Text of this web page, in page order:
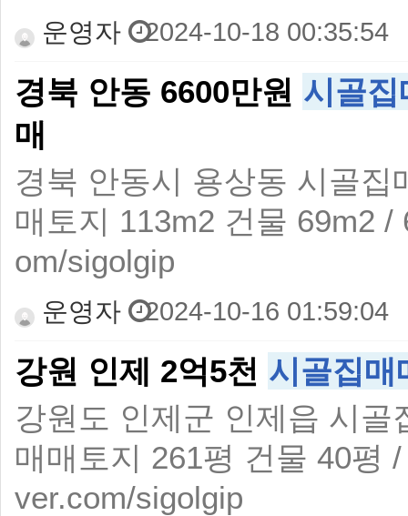
운영자 2024-10-18 00:35:54
경북 안동 6600만원 시골집
매
경북 안동시 용상동 시골
매토지 113m2 건물 69m2
om/sigolgip
운영자 2024-10-16 01:59:04
강원 인제 2억5천 시골집매
강원도 인제군 인제읍 시
매매토지 261평 건물 40평
ver.com/sigolgip